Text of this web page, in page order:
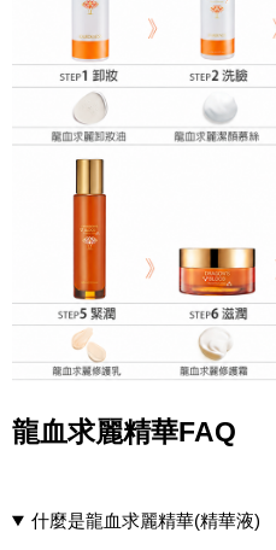
龍血求麗精華FAQ
什麼是龍血求麗精華(精華液)